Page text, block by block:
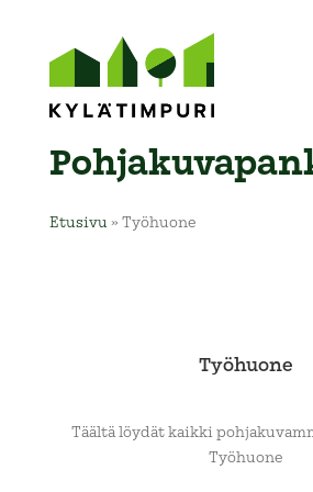
Etusivu» Työhuone
Työhuone
Täältä löydät kaikki
Työhuone